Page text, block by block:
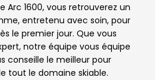
Arc 1600, vous retrouverez un
entretenu avec soin, pour
le premier jour. Que vous
notre équipe vous équipe
conseille le meilleur pour
tout le domaine skiable.